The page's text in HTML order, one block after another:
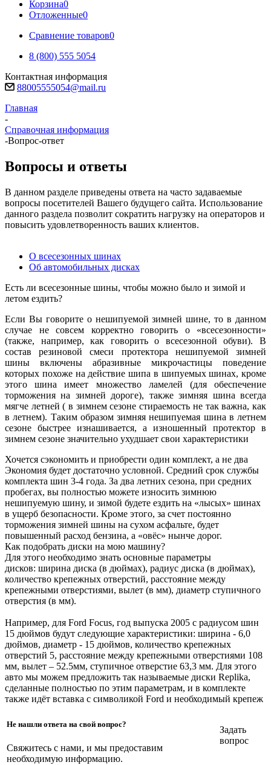
Корзина0
Отложенные0
Сравнение товаров0
8 (800) 555 5054
Контактная информация
88005555054@mail.ru
Главная
-
Справочная информация
-Вопрос-ответ
Вопросы и ответы
В данном разделе приведены ответа на часто задаваемые
вопросы посетителей Вашего будущего сайта. Использование
данного раздела позволит сократить нагрузку на операторов и
повысить удовлетворенность ваших клиентов.
О всесезонных шинах
Об автомобильных дисках
Есть ли всесезонные шины, чтобы можно было и зимой и
летом ездить?
Если Вы говорите о нешипуемой зимней шине, то в данном
случае не совсем корректно говорить о «всесезонности»
(также, например, как говорить о всесезонной обуви). В
состав резиновой смеси протектора нешипуемой зимней
шины включены абразивные микрочастицы поведение
которых похоже на действие шипа в шипуемых шинах, кроме
этого шина имеет множество ламелей (для обеспечение
торможения на зимней дороге), также зимняя шина всегда
мягче летней ( в зимнем сезоне стираемость не так важна, как
в летнем). Таким образом зимняя нешипуемая шина в летнем
сезоне быстрее изнашивается, а изношенный протектор в
зимнем сезоне значительно ухудшает свои характеристики
Хочется сэкономить и приобрести один комплект, а не два
Экономия будет достаточно условной. Средний срок службы
комплекта шин 3-4 года. За два летних сезона, при средних
пробегах, вы полностью можете износить зимнюю
нешипуемую шину, и зимой будете ездить на «лысых» шинах
в ущерб безопасности. Кроме этого, за счет постоянно
торможения зимней шины на сухом асфальте, будет
повышенный расход бензина, а «овёс» нынче дорог.
Как подобрать диски на мою машину?
Для этого необходимо знать основные параметры
дисков: ширина диска (в дюймах), радиус диска (в дюймах),
количество крепежных отверстий, расстояние между
крепежными отверстиями, вылет (в мм), диаметр ступичного
отверстия (в мм).
Например, для Ford Focus, год выпуска 2005 с радиусом шин
15 дюймов будут следующие характеристики: ширина - 6,0
дюймов, диаметр - 15 дюймов, количество крепежных
отверстий 5, расстояние между крепежными отверстиями 108
мм, вылет – 52.5мм, ступичное отверстие 63,3 мм. Для этого
авто мы можем предложить так называемые диски Replika,
сделанные полностью по этим параметрам, и в комплекте
также идёт вставка с символикой Ford и необходимый крепеж
Не нашли ответа на свой вопрос?
Свяжитесь с нами, и мы предоставим
необходимую информацию.
Задать
вопрос